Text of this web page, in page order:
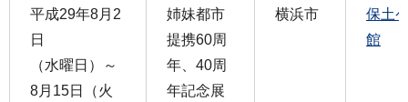
平成29年8月2
日
（水曜日）～
8月15日（火
姉妹都市
提携60周
年、40周
年記念展
横浜市
保土
館